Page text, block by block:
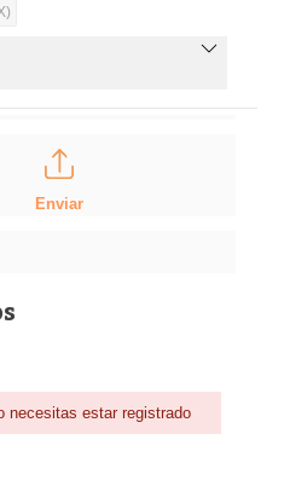
Enviar
necesitas estar registrado